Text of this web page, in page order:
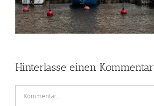
Hinterlasse einen Kommentar
Kommentar